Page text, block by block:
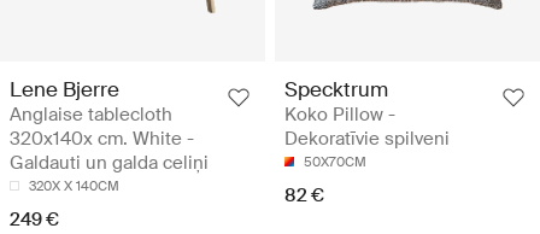
Lene Bjerre
Anglaise tablecloth
320x140x cm. White -
Galdauti un galda celiņi
320X X 140CM
249 €
Specktrum
Koko Pillow -
Dekoratīvie spilveni
50X70CM
82 €